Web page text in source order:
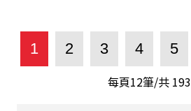
1 2 3 4 5
每頁12筆/共 193